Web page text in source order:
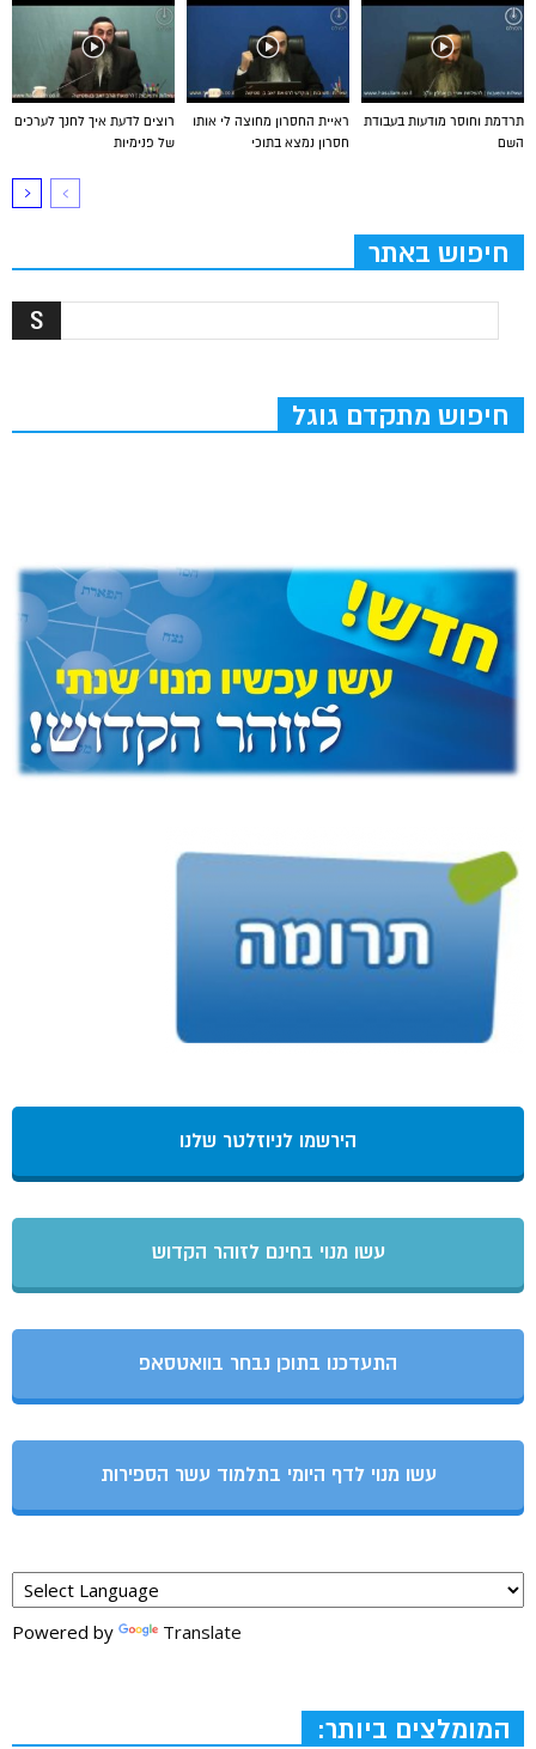
רוצים לדעת איך לחנך לערכים
של פנימיות
ראיית החסרון מחוצה לי אותו
חסרון נמצא בתוכי
תרדמת וחוסר מודעות בעבודת
השם
חיפוש באתר
חיפוש מתקדם גוגל
הירשמו לניוזלטר שלנו
עשו מנוי בחינם לזוהר הקדוש
התעדכנו בתוכן נבחר בוואטסאפ
עשו מנוי לדף היומי בתלמוד עשר הספירות
Powered by Translate
המומלצים ביותר: